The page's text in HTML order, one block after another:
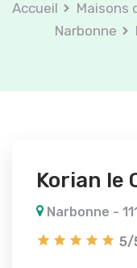
Accueil Maisons
Narbonne
Korian le
Narbonne -
5/